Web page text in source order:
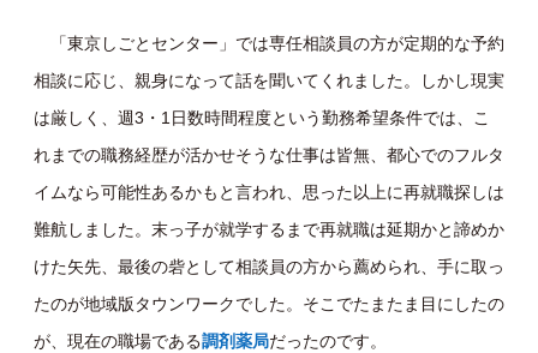
「東京しごとセンター」では専任相談員の方が定期的な予約
相談に応じ、親身になって話を聞いてくれました。しかし現実
は厳しく、週3・1日数時間程度という勤務希望条件では、こ
れまでの職務経歴が活かせそうな仕事は皆無、都心でのフルタ
イムなら可能性あるかもと言われ、思った以上に再就職探しは
難航しました。末っ子が就学するまで再就職は延期かと諦めか
けた矢先、最後の砦として 相談員の方から薦められ、手に取っ
たのが地域版タウンワークでした。そこでたまたま目にしたの
が、現在の職場である調剤薬局だったのです。